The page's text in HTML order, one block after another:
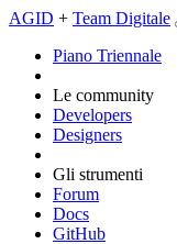
AGID + Team Digitale
Piano Triennale
Le community
Developers
Designers
Gli strumenti
Forum
Docs
GitHub